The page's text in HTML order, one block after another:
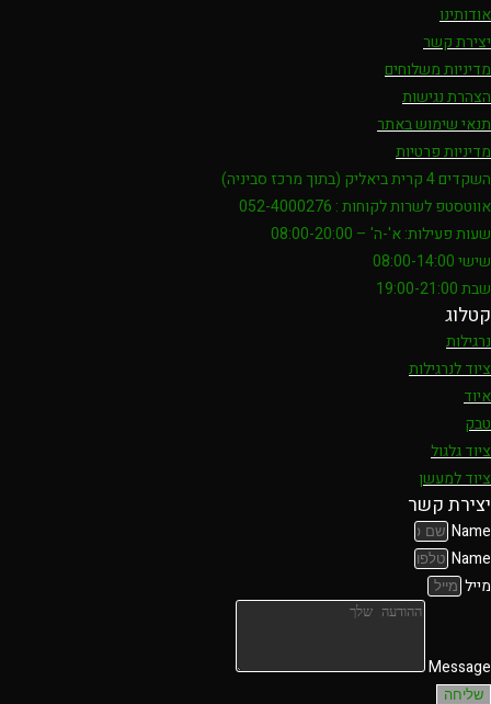
אודותינו
יצירת קשר
מדיניות משלוחים
הצהרת נגישות
תנאי שימוש באתר
מדיניות פרטיות
השקדים 4 קרית ביאליק (בתוך מרכז סביניה)
אווטסטפ לשרות לקוחות : 052-4000276
שעות פעילות: א'-ה' – 08:00-20:00
שישי 08:00-14:00
שבת 19:00-21:00
קטלוג
נרגילות
ציוד לנרגילות
איוד
טבק
ציוד גלגול
ציוד למעשן
יצירת קשר
Name
Name
מייל
Message
שליחה